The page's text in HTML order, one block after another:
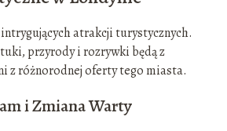
atrakcji turystycznych.
przyrody i rozrywki będą z
z różnorodnej oferty tego miasta.
i Zmiana Warty